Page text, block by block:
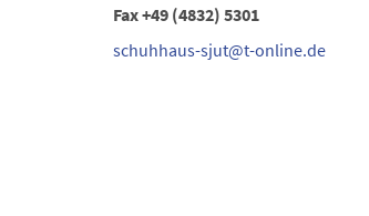
Fax +49 (4832) 5301
schuhhaus-sjut@t-online.de